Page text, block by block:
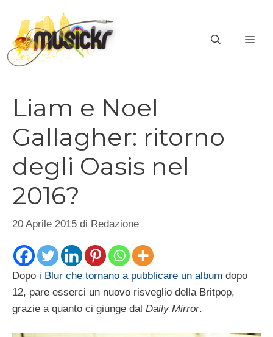
contenuto
Liam e Noel
Gallagher: ritorno
degli Oasis nel
2016?
20 Aprile 2015 di Redazione
Dopo i Blur che tornano a pubblicare un album dopo
12, pare esserci un nuovo risveglio della Britpop,
grazie a quanto ci giunge dal Daily Mirror.